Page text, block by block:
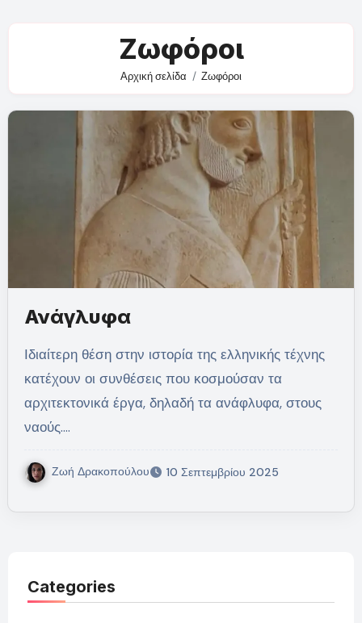
Ζωφόροι
Αρχική σελίδα Ζωφόροι
Ανάγλυφα
Ιδιαίτερη θέση στην ιστορία της ελληνικής τέχνης
κατέχουν οι συνθέσεις που κοσμούσαν τα
αρχιτεκτονικά έργα, δηλαδή τα ανάφλυφα, στους
ναούς.…
Ζωή Δρακοπούλου 10 Σεπτεμβρίου 2025
Categories